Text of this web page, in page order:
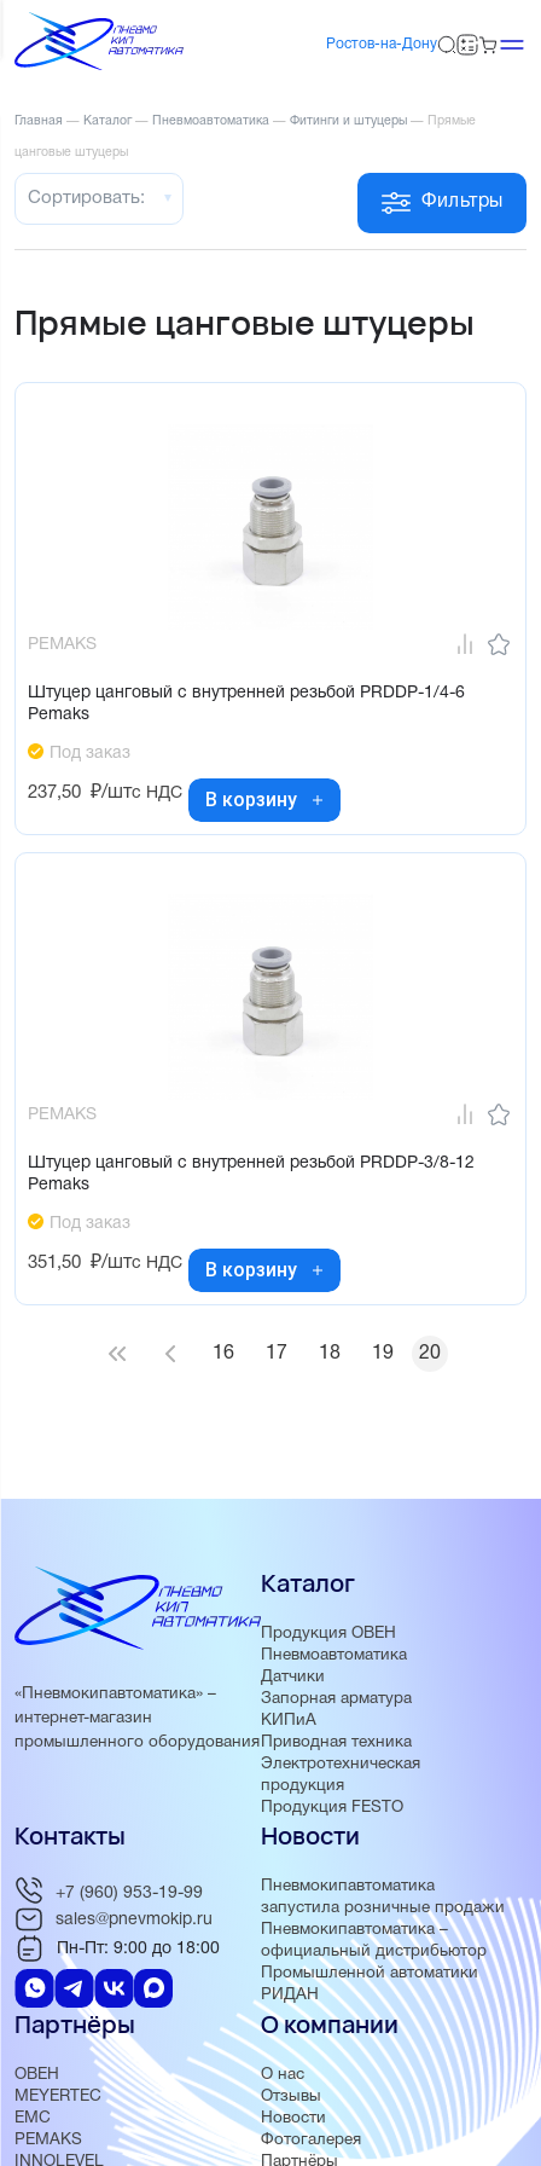
Ростов-на-Дону
Главная — Каталог — Пневмоавтоматика — Фитинги и штуцеры — Прямые
цанговые штуцеры
Фильтры
Сортировать:
Прямые цанговые штуцеры
PEMAKS
Штуцер цанговый с внутренней резьбой PRDDP-1/4-6
Pemaks
Под заказ
237,50 ₽/штс НДС В корзину
PEMAKS
Штуцер цанговый с внутренней резьбой PRDDP-3/8-12
Pemaks
Под заказ
351,50 ₽/штс НДС В корзину
16 17 18 19 20
«Пневмокипавтоматика» –
интернет-магазин
промышленного оборудования
Каталог
Продукция ОВЕН
Пневмоавтоматика
Датчики
Запорная арматура
КИПиА
Приводная техника
Электротехническая
продукция
Продукция FESTO
Новости
Пневмокипавтоматика
запустила розничные продажи
Пневмокипавтоматика –
официальный дистрибьютор
Промышленной автоматики
РИДАН
Партнёры
ОВЕН
MEYERTEC
EMC
PEMAKS
INNOLEVEL
О компании
О нас
Отзывы
Новости
Фотогалерея
Партнёры
Контакты
+7 (960) 953-19-99
sales@pnevmokip.ru
Пн-Пт: 9:00 до 18:00